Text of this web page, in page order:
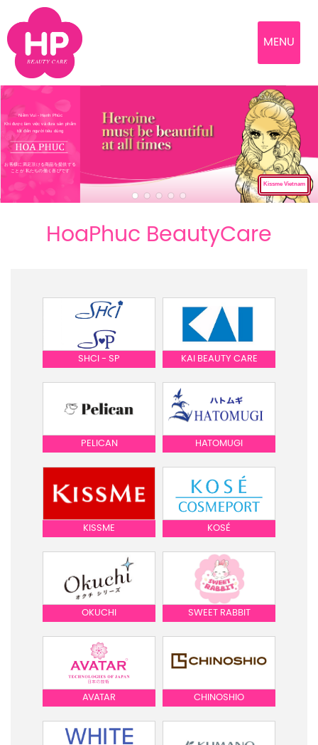
MENU
Niềm Vui - Hạnh Phúc
Khi được làm việc và đưa sản phẩm
tốt đến người tiêu dùng
お客様に満足頂ける商品を提供する
ことが 私たちの働く喜びです
Kissme Vietnam
HoaPhuc BeautyCare
SHCI - SP KAI BEAUTY CARE
PELICAN HATOMUGI
KISSME KOSÉ
OKUCHI SWEET RABBIT
AVATAR CHINOSHIO